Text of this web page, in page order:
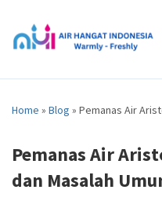
Home » Blog » Pemanas Air
Pemanas Air
dan Masalah